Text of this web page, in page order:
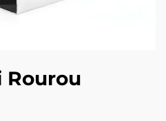
Rourou